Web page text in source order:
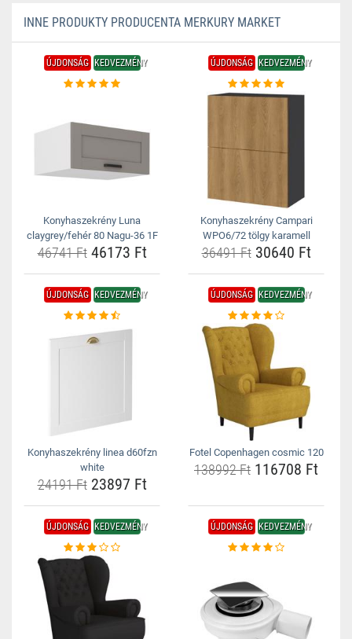
INNE PRODUKTY PRODUCENTA MERKURY MARKET
ÚJDONSÁG KEDVEZMÉNY
Konyhaszekrény Luna
claygrey/fehér 80 Nagu-36 1F
46741 Ft46173 Ft
ÚJDONSÁG KEDVEZMÉNY
Konyhaszekrény Campari
WPO6/72 tölgy karamell
36491 Ft30640 Ft
ÚJDONSÁG KEDVEZMÉNY
Konyhaszekrény linea d60fzn
white
24191 Ft23897 Ft
ÚJDONSÁG KEDVEZMÉNY
Fotel Copenhagen cosmic 120
138992 Ft 116708 Ft
ÚJDONSÁG KEDVEZMÉNY ÚJDONSÁG KEDVEZMÉNY